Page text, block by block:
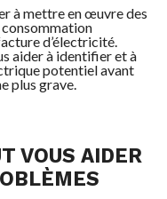
à mettre en œuvre des
d’électricité.
aider à identifier et à
potentiel avant
plus grave.
VOUS AIDER